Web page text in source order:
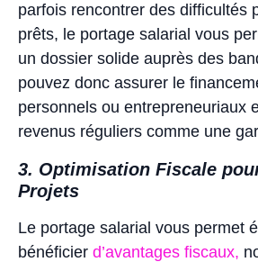
parfois rencontrer des difficultés
prêts, le portage salarial vous
un dossier solide auprès des
pouvez donc assurer le
personnels ou entrepreneuriaux
revenus réguliers comme une
3. Optimisation Fiscale
Projets
Le portage salarial vous permet
bénéficier d’avantages fiscaux,